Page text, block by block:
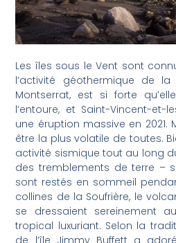
Les îles sous le Vent sont
l’activité géothermique de
Montserrat, est si forte
l’entoure, et Saint-Vincent-
une éruption massive en 2021.
être la plus volatile de toutes.
activité sismique tout au long
des tremblements de terre –
sont restés en sommeil
collines de la Soufrière, le
se dressaient sereinement
tropical luxuriant. Selon la
de l’île Jimmy Buffett a